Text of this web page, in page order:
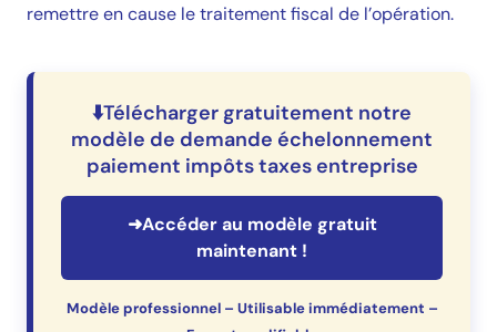
remettre en cause le traitement fiscal de l’opération.
⬇️Télécharger gratuitement notre
modèle de demande échelonnement
paiement impôts taxes entreprise
➜Accéder au modèle gratuit
maintenant !
Modèle professionnel – Utilisable immédiatement –